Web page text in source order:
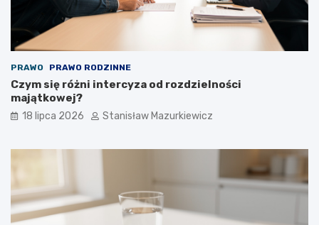
PRAWO PRAWO RODZINNE
Czym się różni intercyza od rozdzielności
majątkowej?
18 lipca 2026 Stanisław Mazurkiewicz